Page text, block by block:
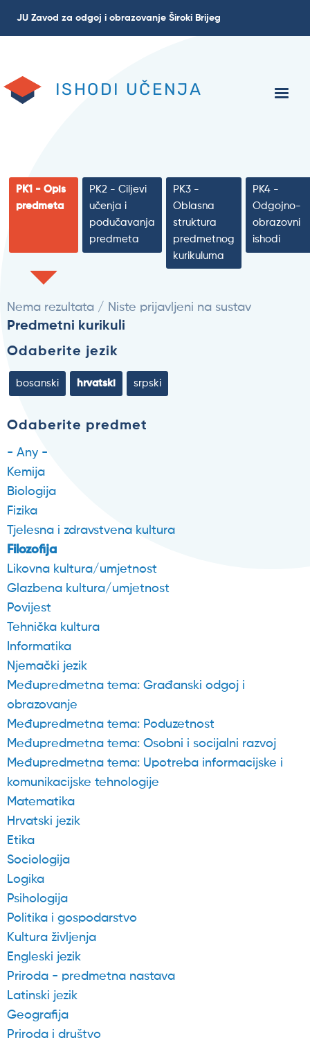
JU Zavod za odgoj i obrazovanje Široki Brijeg
ISHODI UČENJA
PK1 - Opis
predmeta
PK2 - Ciljevi
učenja i
podučavanja
predmeta
PK3 -
Oblasna
struktura
predmetnog
kurikuluma
PK4 -
Odgojno-
obrazovni
ishodi
Nema rezultata / Niste prijavljeni na sustav
Predmetni kurikuli
Odaberite jezik
bosanski hrvatski srpski
Odaberite predmet
- Any -
Kemija
Biologija
Fizika
Tjelesna i zdravstvena kultura
Filozofija
Likovna kultura/umjetnost
Glazbena kultura/umjetnost
Povijest
Tehnička kultura
Informatika
Njemački jezik
Međupredmetna tema: Građanski odgoj i
obrazovanje
Međupredmetna tema: Poduzetnost
Međupredmetna tema: Osobni i socijalni razvoj
Međupredmetna tema: Upotreba informacijske i
komunikacijske tehnologije
Matematika
Hrvatski jezik
Etika
Sociologija
Logika
Psihologija
Politika i gospodarstvo
Kultura življenja
Engleski jezik
Priroda - predmetna nastava
Latinski jezik
Geografija
Priroda i društvo